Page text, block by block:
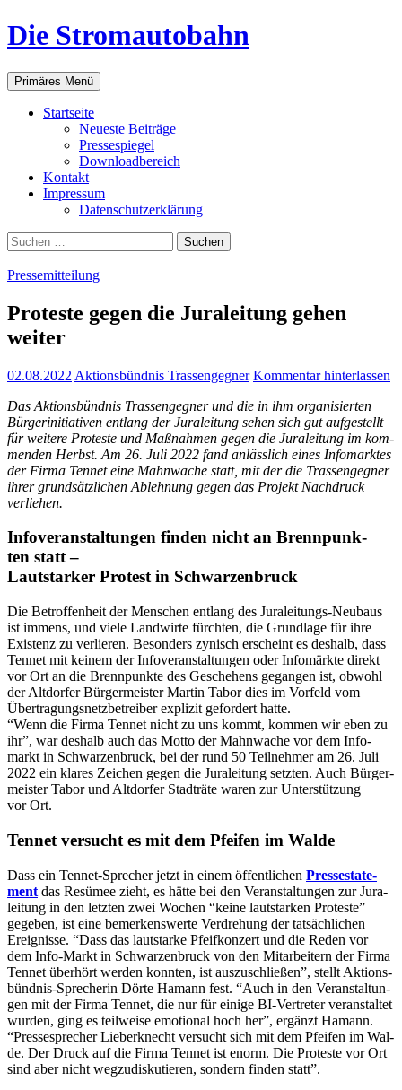
Zum
Inhalt
Die Stromautobahn
Suchen
Primäres Menü
Start­sei­te
Neu­es­te Beiträge
Pres­se­spie­gel
Down­load­be­reich
Kon­takt
Impres­sum
Daten­schutz­er­klä­rung
Suchen
nach:
Pressemitteilung
Pro­tes­te gegen die Jura­lei­tung gehen
weiter
02.08.2022 Aktionsbündnis Trassengegner Kommentar hinterlassen
Das Akti­ons­bünd­nis Tras­sen­geg­ner und die in ihm orga­ni­sier­ten
Bür­ger­initia­ti­ven ent­lang der Jura­lei­tung sehen sich gut auf­ge­stellt
für wei­te­re Pro­tes­te und Maß­nah­men gegen die Jura­lei­tung im kom­
men­den Herbst. Am 26. Juli 2022 fand anläss­lich eines Info­mark­tes
der Fir­ma Ten­net eine Mahn­wa­che statt, mit der die Tras­sen­geg­ner
ihrer grund­sätz­li­chen Ableh­nung gegen das Pro­jekt Nach­druck
verliehen.
Info­ver­an­stal­tun­gen fin­den nicht an Brenn­punk­
ten statt –
Laut­star­ker Pro­test in Schwarzenbruck
Die Betrof­fen­heit der Men­schen ent­lang des Jura­lei­tungs-Neu­baus
ist immens, und vie­le Land­wir­te fürch­ten, die Grund­la­ge für ihre
Exis­tenz zu ver­lie­ren. Beson­ders zynisch erscheint es des­halb, dass
Ten­net mit kei­nem der Info­ver­an­stal­tun­gen oder Info­märk­te direkt
vor Ort an die Brenn­punk­te des Gesche­hens gegan­gen ist, obwohl
der Alt­dor­fer Bür­ger­meis­ter Mar­tin Tabor dies im Vor­feld vom
Über­tra­gungs­netz­be­trei­ber expli­zit gefor­dert hatte.
“Wenn die Fir­ma Ten­net nicht zu uns kommt, kom­men wir eben zu
ihr”, war des­halb auch das Mot­to der Mahn­wa­che vor dem Info­
markt in Schwar­zen­bruck, bei der rund 50 Teil­neh­mer am 26. Juli
2022 ein kla­res Zei­chen gegen die Jura­lei­tung setz­ten. Auch Bür­ger­
meis­ter Tabor und Alt­dor­fer Stadt­rä­te waren zur Unter­stüt­zung
vor Ort.
Ten­net ver­sucht es mit dem Pfei­fen im Walde
Dass ein Ten­net-Spre­cher jetzt in einem öffent­li­chen Pres­se­state­
ment das Resü­mee zieht, es hät­te bei den Ver­an­stal­tun­gen zur Jura­
lei­tung in den letz­ten zwei Wochen “kei­ne laut­star­ken Pro­tes­te”
gege­ben, ist eine bemer­kens­wer­te Ver­dre­hung der tat­säch­li­chen
Ereig­nis­se. “Dass das laut­star­ke Pfeif­kon­zert und die Reden vor
dem Info-Markt in Schwar­zen­bruck von den Mit­ar­bei­tern der Fir­ma
Ten­net über­hört wer­den konn­ten, ist aus­zu­schlie­ßen”, stellt Akti­ons­
bünd­nis-Spre­che­rin Dör­te Hamann fest. “Auch in den Ver­an­stal­tun­
gen mit der Fir­ma Ten­net, die nur für eini­ge BI-Ver­tre­ter ver­an­stal­tet
wur­den, ging es teil­wei­se emo­tio­nal hoch her”, ergänzt Hamann.
“Pres­se­spre­cher Lie­ber­knecht ver­sucht sich mit dem Pfei­fen im Wal­
de. Der Druck auf die Fir­ma Ten­net ist enorm. Die Pro­tes­te vor Ort
sind aber nicht weg­zu­dis­ku­tie­ren, son­dern fin­den statt”.